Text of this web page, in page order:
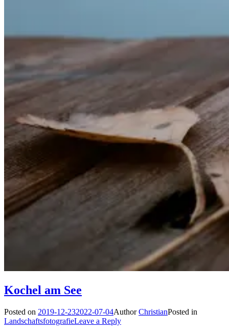
Kochel am See
Posted on 2019-12-232022-07-04AuthorChristianPosted in
LandschaftsfotografieLeave a Reply